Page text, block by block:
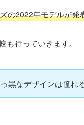
の2022年モデルが発
行っていきます。
黒なデザインは憧れ